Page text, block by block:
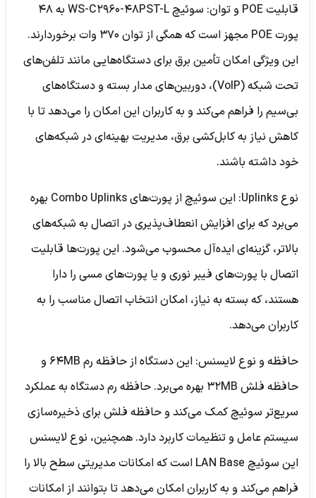
قابلیت POE و توان:
سوئیچ WS-C2960-48PST-L به 48
پورت POE مجهز است که همگی از توان 370 وات برخوردارند.
این ویژگی امکان تأمین برق برای دستگاه‌هایی مانند تلفن‌های
تحت شبکه (VoIP)، دوربین‌های مدار بسته و دستگاه‌های
بی‌سیم را فراهم می‌کند و به کاربران این امکان را می‌دهد تا با
کاهش نیاز به کابل‌کشی برق، مدیریت بهینه‌ای در شبکه‌های
خود داشته باشند.
نوع Uplinks:
این سوئیچ از پورت‌های Combo Uplinks بهره
می‌برد که برای افزایش انعطاف‌پذیری در اتصال به شبکه‌های
بالاتر، گزینه‌ای ایده‌آل محسوب می‌شود. این پورت‌ها قابلیت
اتصال با پورت‌های فیبر نوری و یا پورت‌های مسی را دارا
هستند، که بسته به نیاز، امکان انتخاب اتصال مناسب را به
کاربران می‌دهد.
حافظه و نوع لایسنس:
این دستگاه از حافظه رم 64MB و
حافظه فلش 32MB بهره می‌برد. حافظه رم دستگاه به عملکرد
سریع‌تر سوئیچ کمک می‌کند و حافظه فلش برای ذخیره‌سازی
سیستم عامل و تنظیمات کاربرد دارد. همچنین، نوع لایسنس
این سوئیچ LAN Base است که امکانات مدیریتی سطح بالا را
فراهم می‌کند و به کاربران امکان می‌دهد تا بتوانند از امکانات